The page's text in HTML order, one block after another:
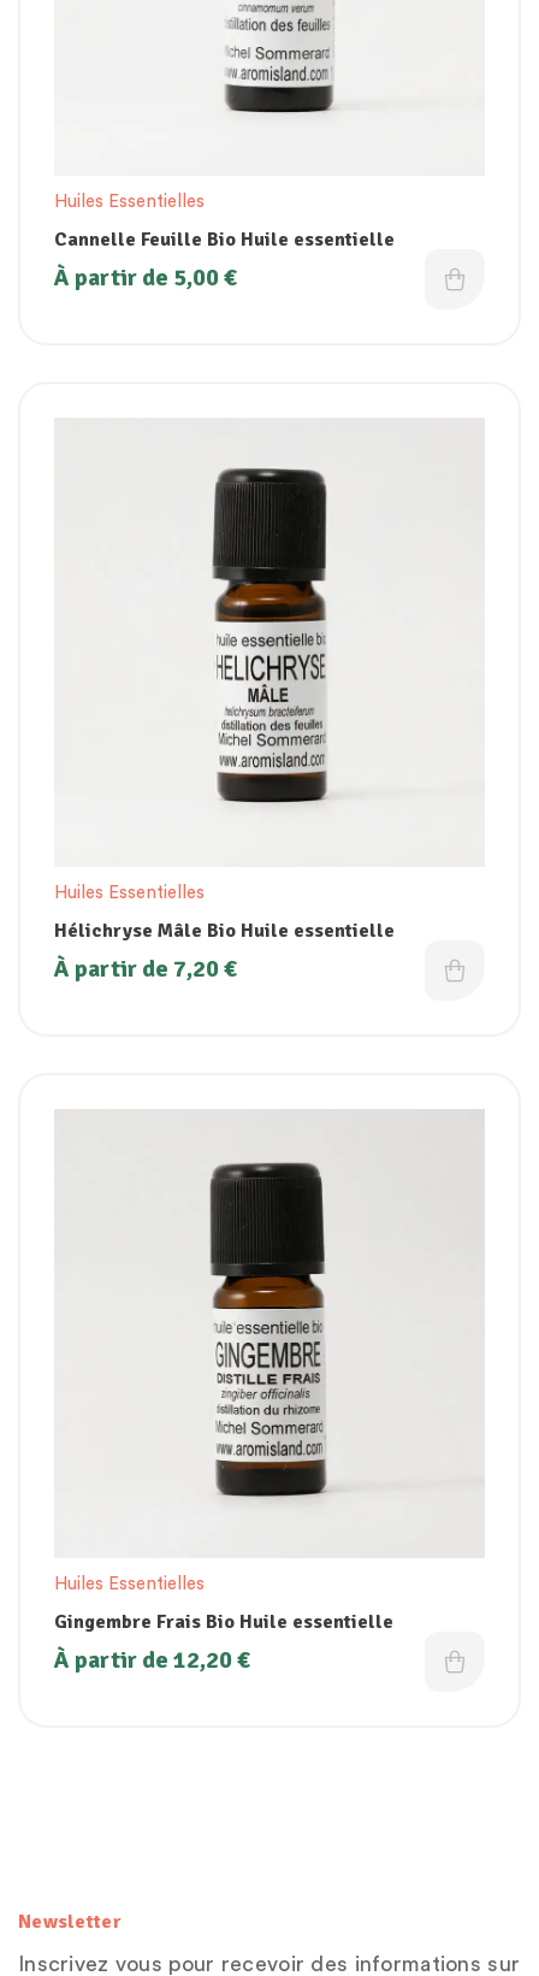
Huiles Essentielles
Cannelle Feuille Bio Huile essentielle
À partir de 5,00€
Huiles Essentielles
Hélichryse Mâle Bio Huile essentielle
À partir de 7,20€
Huiles Essentielles
Gingembre Frais Bio Huile essentielle
À partir de 12,20€
Newsletter
Inscrivez vous pour recevoir des informations sur